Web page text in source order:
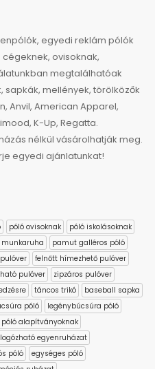
egyedi reklám pólók
ovisoknak,
megtalálhatóak
mellények, törölközők
Anvil, American Apparel,
K-Up, Regatta.
nélkül vásárolhatják meg.
egyedi ajánlatunkat!
póló ovisoknak
póló iskolásoknak
munkaruha
pamut galléros póló
felnőtt hímezhető pulóver
pulóver
zipzáros pulóver
táncos trikó
baseball sapka
póló
legénybúcsúra póló
alapítványoknak
logózható egyenruházat
póló
egységes póló